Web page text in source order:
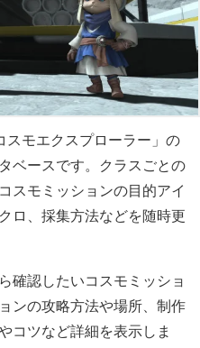
スモエクスプローラー」の
ベースです。クラスごとの
スモミッションの目的アイ
ロ、採集方法などを随時更
確認したいコスモミッショ
ンの攻略方法や場所、制作
コツなど詳細を表示しま